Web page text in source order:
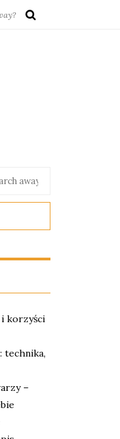
korzyści
technika,
–